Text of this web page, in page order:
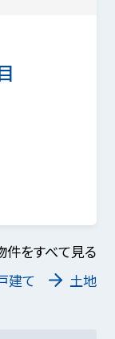
件をすべて見る
建て 土地